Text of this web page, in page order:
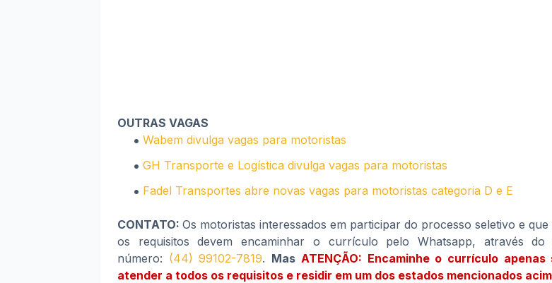
OUTRAS VAGAS
Wabem divulga vagas para motoristas
GH Transporte e Logística divulga vagas para motoristas
Fadel Transportes abre novas vagas para motoristas categoria D e E
CONTATO: Os motoristas interessados em participar do processo seletivo e que
os requisitos devem encaminhar o currículo pelo Whatsapp, através do
número: (44) 99102-7819. Mas ATENÇÃO: Encaminhe o currículo
atender a todos os requisitos e residir em um dos estados mencionados